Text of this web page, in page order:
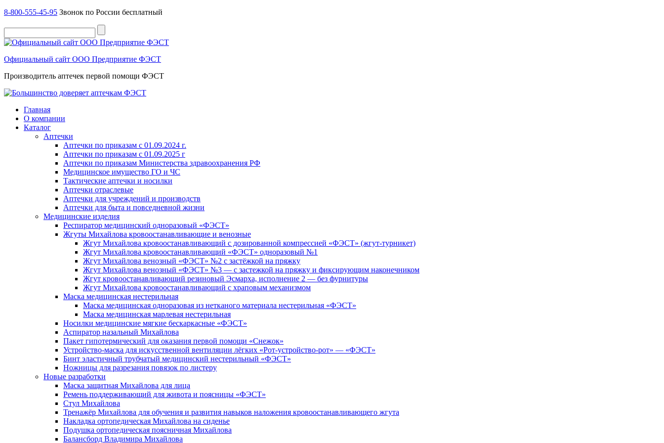
8-800-555-45-95 Звонок по России бесплатный
Официальный сайт ООО Предприятие ФЭСТ
Производитель аптечек первой помощи ФЭСТ
Главная
О компании
Каталог
Аптечки
Аптечки по приказам с 01.09.2024 г.
Аптечки по приказам с 01.09.2025 г
Аптечки по приказам Министерства здравоохранения РФ
Медицинское имущество ГО и ЧС
Тактические аптечки и носилки
Аптечки отраслевые
Аптечки для учреждений и производств
Аптечки для быта и повседневной жизни
Медицинские изделия
Респиратор медицинский одноразовый «ФЭСТ»
Жгуты Михайлова кровоостанавливающие и венозные
Жгут Михайлова кровоостанавливающий с дозированной компрессией «ФЭСТ» (жгут-турникет)
Жгут Михайлова кровоостанавливающий «ФЭСТ» одноразовый №1
Жгут Михайлова венозный «ФЭСТ» №2 с застёжкой на пряжку
Жгут Михайлова венозный «ФЭСТ» №3 — с застежкой на пряжку и фиксирующим наконечником
Жгут кровоостанавливающий резиновый Эсмарха, исполнение 2 — без фурнитуры
Жгут Михайлова кровоостанавливающий с храповым механизмом
Маска медицинская нестерильная
Маска медицинская одноразовая из нетканого материала нестерильная «ФЭСТ»
Маска медицинская марлевая нестерильная
Носилки медицинские мягкие бескаркасные «ФЭСТ»
Аспиратор назальный Михайлова
Пакет гипотермический для оказания первой помощи «Снежок»
Устройство-маска для искусственной вентиляции лёгких «Рот-устройство-рот» — «ФЭСТ»
Бинт эластичный трубчатый медицинский нестерильный «ФЭСТ»
Ножницы для разрезания повязок по листеру
Новые разработки
Маска защитная Михайлова для лица
Ремень поддерживающий для живота и поясницы «ФЭСТ»
Стул Михайлова
Тренажёр Михайлова для обучения и развития навыков наложения кровоостанавливающего жгута
Накладка ортопедическая Михайлова на сиденье
Подушка ортопедическая поясничная Михайлова
Балансборд Владимира Михайлова